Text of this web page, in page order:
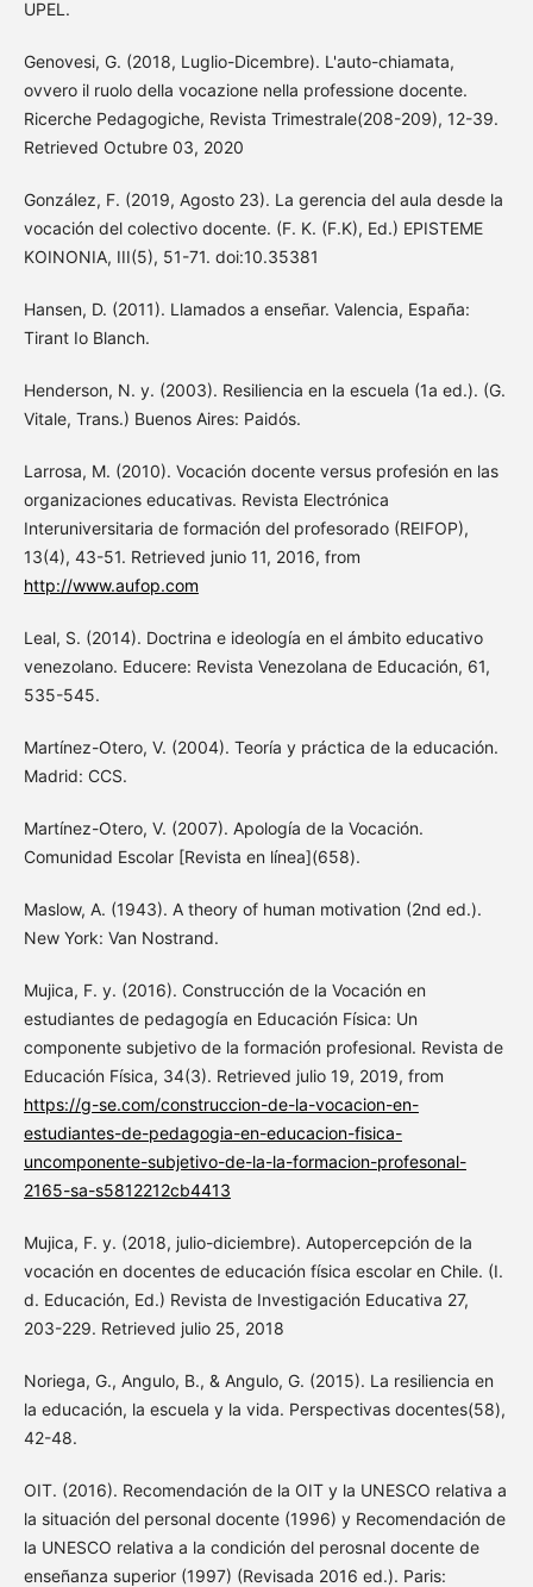
UPEL.
Genovesi, G. (2018, Luglio-Dicembre). L'auto-chiamata,
ovvero il ruolo della vocazione nella professione docente.
Ricerche Pedagogiche, Revista Trimestrale(208-209), 12-39.
Retrieved Octubre 03, 2020
González, F. (2019, Agosto 23). La gerencia del aula desde la
vocación del colectivo docente. (F. K. (F.K), Ed.) EPISTEME
KOINONIA, III(5), 51-71. doi:10.35381
Hansen, D. (2011). Llamados a enseñar. Valencia, España:
Tirant Io Blanch.
Henderson, N. y. (2003). Resiliencia en la escuela (1a ed.). (G.
Vitale, Trans.) Buenos Aires: Paidós.
Larrosa, M. (2010). Vocación docente versus profesión en las
organizaciones educativas. Revista Electrónica
Interuniversitaria de formación del profesorado (REIFOP),
13(4), 43-51. Retrieved junio 11, 2016, from
http://www.aufop.com
Leal, S. (2014). Doctrina e ideología en el ámbito educativo
venezolano. Educere: Revista Venezolana de Educación, 61,
535-545.
Martínez-Otero, V. (2004). Teoría y práctica de la educación.
Madrid: CCS.
Martínez-Otero, V. (2007). Apología de la Vocación.
Comunidad Escolar [Revista en línea](658).
Maslow, A. (1943). A theory of human motivation (2nd ed.).
New York: Van Nostrand.
Mujica, F. y. (2016). Construcción de la Vocación en
estudiantes de pedagogía en Educación Física: Un
componente subjetivo de la formación profesional. Revista de
Educación Física, 34(3). Retrieved julio 19, 2019, from
https://g-se.com/construccion-de-la-vocacion-en-
estudiantes-de-pedagogia-en-educacion-fisica-
uncomponente-subjetivo-de-la-la-formacion-profesonal-
2165-sa-s5812212cb4413
Mujica, F. y. (2018, julio-diciembre). Autopercepción de la
vocación en docentes de educación física escolar en Chile. (I.
d. Educación, Ed.) Revista de Investigación Educativa 27,
203-229. Retrieved julio 25, 2018
Noriega, G., Angulo, B., & Angulo, G. (2015). La resiliencia en
la educación, la escuela y la vida. Perspectivas docentes(58),
42-48.
OIT. (2016). Recomendación de la OIT y la UNESCO relativa a
la situación del personal docente (1996) y Recomendación de
la UNESCO relativa a la condición del perosnal docente de
enseñanza superior (1997) (Revisada 2016 ed.). Paris: